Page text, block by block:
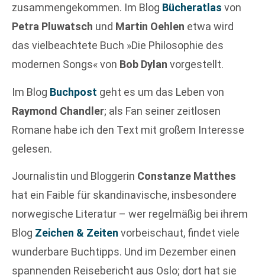
zusammengekommen. Im Blog Bücheratlas von
Petra Pluwatsch und Martin Oehlen etwa wird
das vielbeachtete Buch »Die Philosophie des
modernen Songs« von Bob Dylan vorgestellt.
Im Blog Buchpost geht es um das Leben von
Raymond Chandler; als Fan seiner zeitlosen
Romane habe ich den Text mit großem Interesse
gelesen.
Journalistin und Bloggerin Constanze Matthes
hat ein Faible für skandinavische, insbesondere
norwegische Literatur – wer regelmäßig bei ihrem
Blog Zeichen & Zeiten vorbeischaut, findet viele
wunderbare Buchtipps. Und im Dezember einen
spannenden Reisebericht aus Oslo; dort hat sie